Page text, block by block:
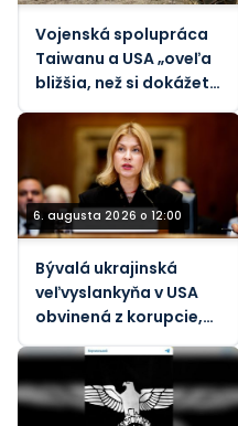
Vojenská spolupráca
Taiwanu a USA „oveľa
bližšia, než si dokážete
predstaviť“ – Taipei
6. augusta 2026 o 12:00
Bývalá ukrajinská
veľvyslankyňa v USA
obvinená z korupcie,